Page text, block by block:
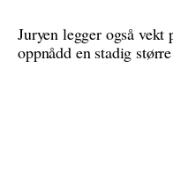
Juryen legger også
oppnådd en stadig